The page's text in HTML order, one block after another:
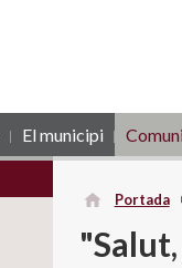
El municipi
Portada